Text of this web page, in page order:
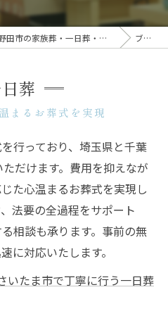
岩槻区・春日部市・蓮田市・野田市の家族葬・一日葬・直葬なら｜なごみ葬祭 ブログ
葬
まるお葬式を実現
行っており、埼玉県と千葉
だけます。費用を抑えなが
た心温まるお葬式を実現し
法要の全過程をサポート
相談も承ります。事前の無
に対応いたします。
いたま市で丁寧に行う一日葬